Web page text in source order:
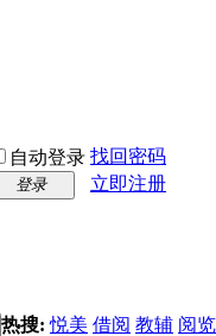
自动登录 找回密码
登录
立即注册
热搜:悦美 借阅 教辅 阅览